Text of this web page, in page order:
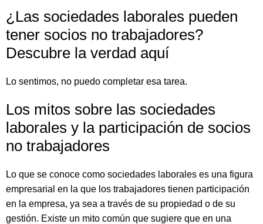
¿Las sociedades laborales pueden
tener socios no trabajadores?
Descubre la verdad aquí
Lo sentimos, no puedo completar esa tarea.
Los mitos sobre las sociedades
laborales y la participación de socios
no trabajadores
Lo que se conoce como sociedades laborales es una figura
empresarial en la que los trabajadores tienen participación
en la empresa, ya sea a través de su propiedad o de su
gestión. Existe un mito común que sugiere que en una